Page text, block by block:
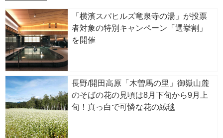
「横濱スパヒルズ竜泉寺の湯」が投票
者対象の特別キャンペーン「選挙割」
を開催
長野/開田高原「木曽馬の里」御嶽山麓
のそばの花の見頃は8月下旬から9月上
旬！真っ白で可憐な花の絨毯